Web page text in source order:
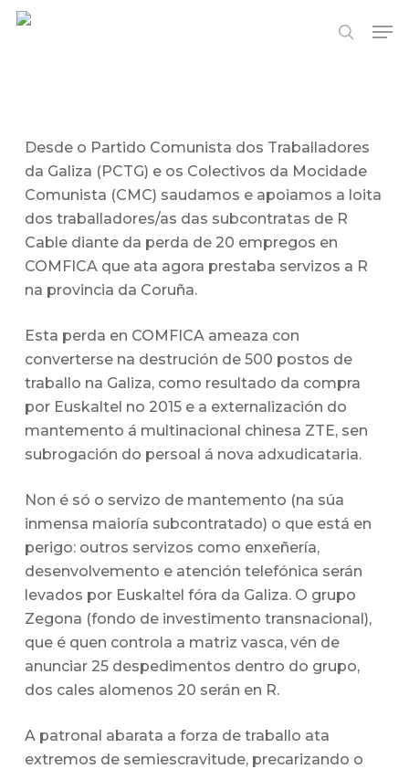
Skip
search
Desde o Partido Comunista dos Traballadores
da Galiza (PCTG) e os Colectivos da Mocidade
Comunista (CMC) saudamos e apoiamos a loita
dos traballadores/as das subcontratas de R
Cable diante da perda de 20 empregos en
COMFICA que ata agora prestaba servizos a R
na provincia da Coruña.
Esta perda en COMFICA ameaza con
converterse na destrución de 500 postos de
traballo na Galiza, como resultado da compra
por Euskaltel no 2015 e a externalización do
mantemento á multinacional chinesa ZTE, sen
subrogación do persoal á nova adxudicataria.
Non é só o servizo de mantemento (na súa
inmensa maioría subcontratado) o que está en
perigo: outros servizos como enxeñería,
desenvolvemento e atención telefónica serán
levados por Euskaltel fóra da Galiza. O grupo
Zegona (fondo de investimento transnacional),
que é quen controla a matriz vasca, vén de
anunciar 25 despedimentos dentro do grupo,
dos cales alomenos 20 serán en R.
A patronal abarata a forza de traballo ata
extremos de semiescravitude, precarizando o